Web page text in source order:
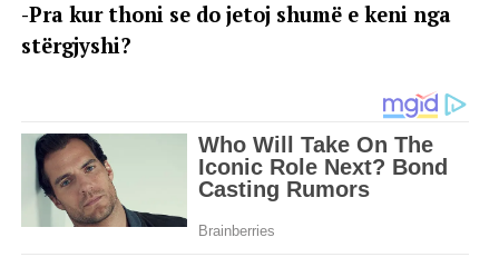
-Pra kur thoni se do jetoj shumë e keni nga
stërgjyshi?